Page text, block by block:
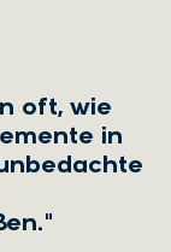
oft, wie
in